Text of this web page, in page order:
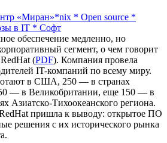
«Миран»*nix * Open source *
в IT * Софт
обеспечение медленно, но
сегмент, о чем говорит
(PDF). Компания провела
IT-компаний по всему миру.
в США, 250 — в странах
— в Великобритании, еще 150 — в
Азиатско-Тихоокеанского региона.
RedHat пришла к выводу: открытое ПО
решения с их исторического рынка